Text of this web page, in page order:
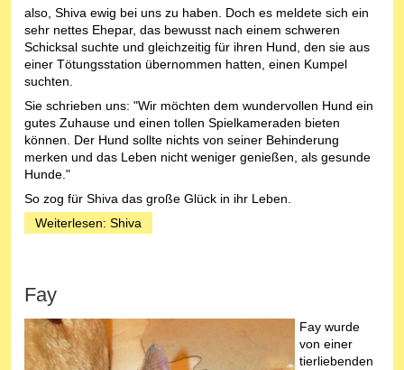
also, Shiva ewig bei uns zu haben. Doch es meldete sich ein
sehr nettes Ehepar, das bewusst nach einem schweren
Schicksal suchte und gleichzeitig für ihren Hund, den sie aus
einer Tötungsstation übernommen hatten, einen Kumpel
suchten.
Sie schrieben uns: "Wir möchten dem wundervollen Hund ein
gutes Zuhause und einen tollen Spielkameraden bieten
können. Der Hund sollte nichts von seiner Behinderung
merken und das Leben nicht weniger genießen, als gesunde
Hunde."
So zog für Shiva das große Glück in ihr Leben.
Weiterlesen: Shiva
Fay
Fay wurde
von einer
tierliebenden